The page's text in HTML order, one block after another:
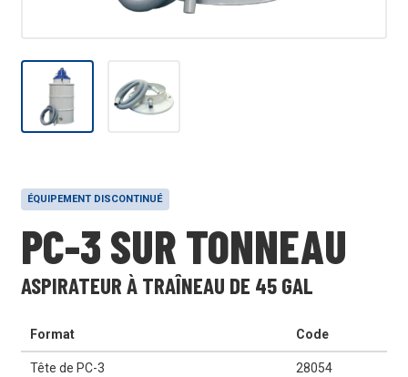
ÉQUIPEMENT DISCONTINUÉ
PC-3 SUR TONNEAU
ASPIRATEUR À TRAÎNEAU DE 45 GAL
Format Code
Tête de PC-3 28054